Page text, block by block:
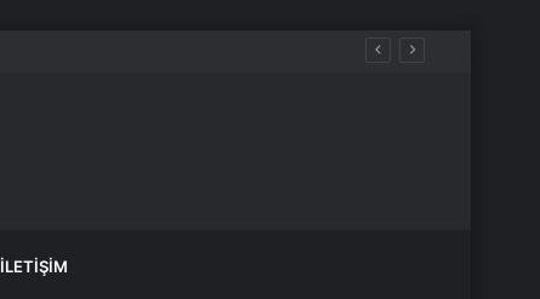
İLETIŞIM